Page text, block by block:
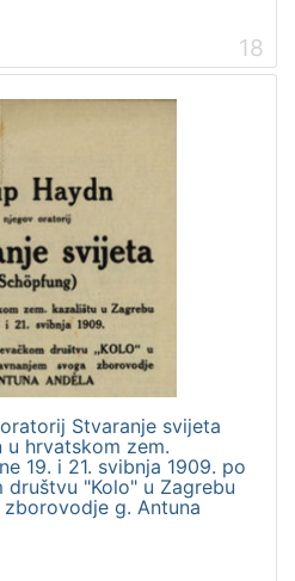
18
Stvaranje svijeta
u hrvatskom zem.
19. i 21. svibnja 1909. po
"Kolo" u Zagrebu
g. Antuna